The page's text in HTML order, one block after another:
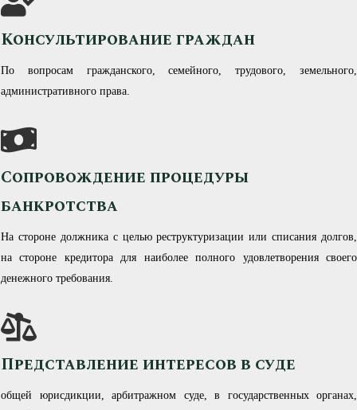
Консультирование граждан
По вопросам гражданского, семейного, трудового, земельного,
административного права.
Сопровождение процедуры
банкротства
На стороне должника с целью реструктуризации или списания долгов,
на стороне кредитора для наиболее полного удовлетворения своего
денежного требования.
Представление интересов в суде
общей юрисдикции, арбитражном суде, в государственных органах,